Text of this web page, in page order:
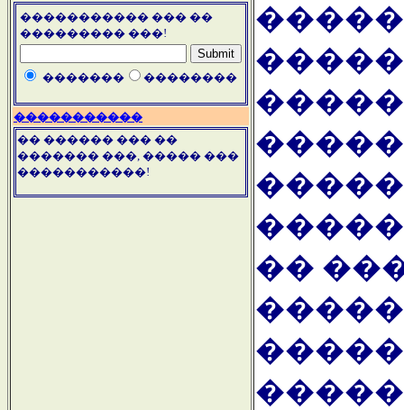
����������� ��� ��
��������� ���!
������� ��������
�����������
�� ������ ��� ��
������� ���, ����� ���
�����������!
��